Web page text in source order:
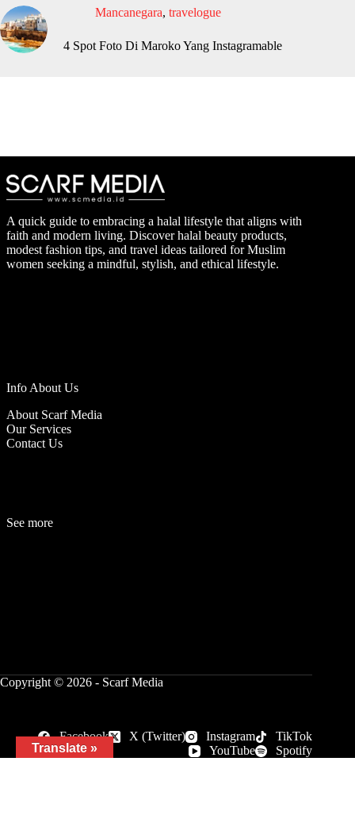
Mancanegara, travelogue
4 Spot Foto Di Maroko Yang Instagramable
A quick guide to embracing a halal lifestyle that aligns with
faith and modern living. Discover halal beauty products,
modest fashion tips, and travel ideas tailored for Muslim
women seeking a mindful, stylish, and ethical lifestyle.
Info About Us
About Scarf Media
Our Services
Contact Us
See more
Copyright © 2026 - Scarf Media
Facebook X (Twitter) Instagram
TikTok
YouTube
Spotify
Translate »